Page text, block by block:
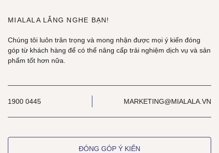
MIALALA LẮNG NGHE BẠN!
Chúng tôi luôn trân trọng và mong nhận được mọi ý kiến đóng
góp từ khách hàng để có thể nâng cấp trải nghiệm dịch vụ và sản
phẩm tốt hơn nữa.
1900 0445 MARKETING@MIALALA.VN
ĐÓNG GÓP Ý KIẾN